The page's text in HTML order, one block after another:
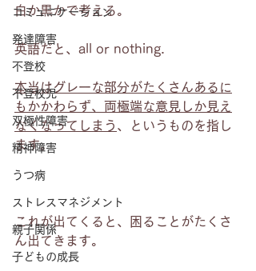
コミュニケーション
発達障害
不登校
不登校児
双極性障害
精神障害
うつ病
ストレスマネジメント
親子関係
子どもの成長
白か黒かで考える。
英語だと、all or nothing.
本当はグレーな部分がたくさんあるに
もかかわらず、両極端な意見しか見え
なくなってしまう 、というものを指し
ます。
これが出てくると、困ることがたくさ
ん出てきます。